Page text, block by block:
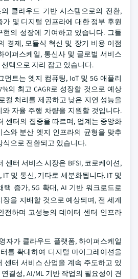
클라우드 기반 시스템으로의 전환,
및 디지털 인프라에 대한 정부 후원
현의 성장에 기여하고 있습니다. 그들
경제, 모듈식 혁신 및 장기 비용 이점
이퍼스케일, 통신사 및 글로벌 서비스
택으로 자리 잡고 있습니다.
먼트는 엣지 컴퓨팅, IoT 및 5G 애플리
의 최고 CAGR로 성장할 것으로 예상
컬 처리를 제공하고 낮은 지연 성능을
자율 주행 차량을 지원할 것입니다.
센터의 집중을 따르며, 업계는 중앙화
스와 분산 엣지 인프라의 균형을 맞추
식으로 전환되고 있습니다.
센터 서비스 시장은 BFSI, 코로케이션,
및 통신, 기타로 세분화됩니다. IT 및
택 증가, 5G 확대, AI 기반 워크로드로
장을 지배할 것으로 예상되며, 전 세계
전하며 고성능의 데이터 센터 인프라
자가 클라우드 플랫폼, 하이퍼스케일
를 확대하여 디지털 마이그레이션을
센터 서비스 산업을 계속 주도하고 있
결성, AI/ML 기반 작업의 필요성이 견